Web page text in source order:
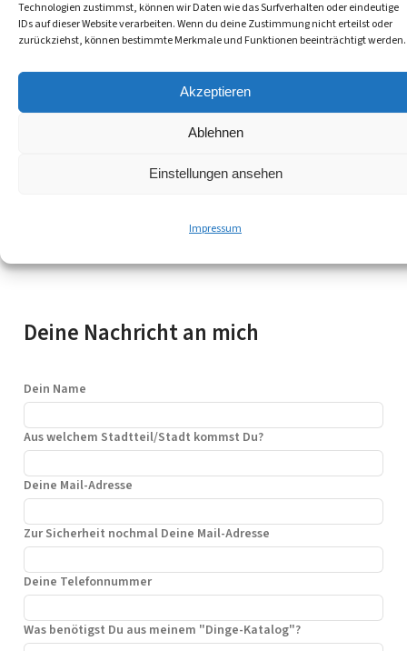
Technologien zustimmst, können wir Daten wie das Surfverhalten oder eindeutige
IDs auf dieser Website verarbeiten. Wenn du deine Zustimmung nicht erteilst oder
zurückziehst, können bestimmte Merkmale und Funktionen beeinträchtigt werden.
Akzeptieren
Ablehnen
Einstellungen ansehen
Impressum
Deine Nachricht an mich
Dein Name
Aus welchem Stadtteil/Stadt kommst Du?
Deine Mail-Adresse
Zur Sicherheit nochmal Deine Mail-Adresse
Deine Telefonnummer
Was benötigst Du aus meinem "Dinge-Katalog"?
A
l
e
r
n
a
i
v
: